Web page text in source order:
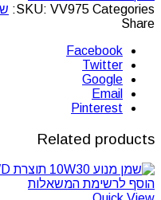
SKU: VV975 Categories:
Share
Facebook
Twitter
Google
Email
Pinterest
Related products
הוסף לרשימת המשאלות